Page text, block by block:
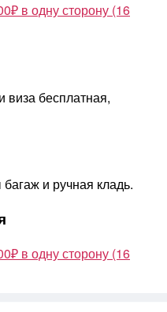
одну
в одну сторону (16
бесплатная,
и ручная кладь.
в одну сторону (16